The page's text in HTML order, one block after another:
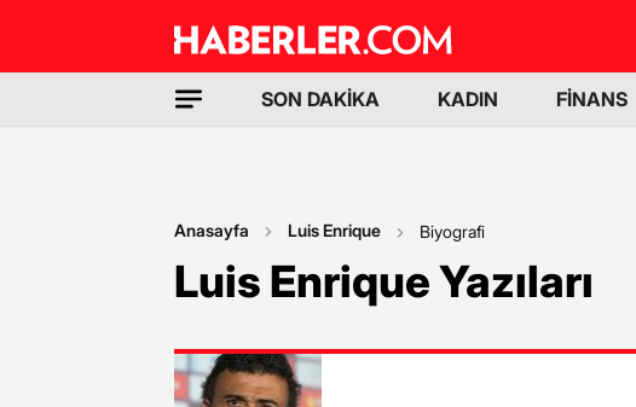
SON DAKİKA KADIN FİNANS
Anasayfa Luis Enrique Biyografi
Luis Enrique Yazıları